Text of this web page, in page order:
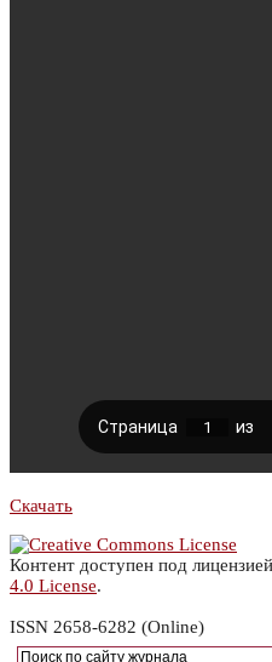
Скачать
Контент доступен под лицензией
4.0 License.
ISSN 2658-6282 (Online)